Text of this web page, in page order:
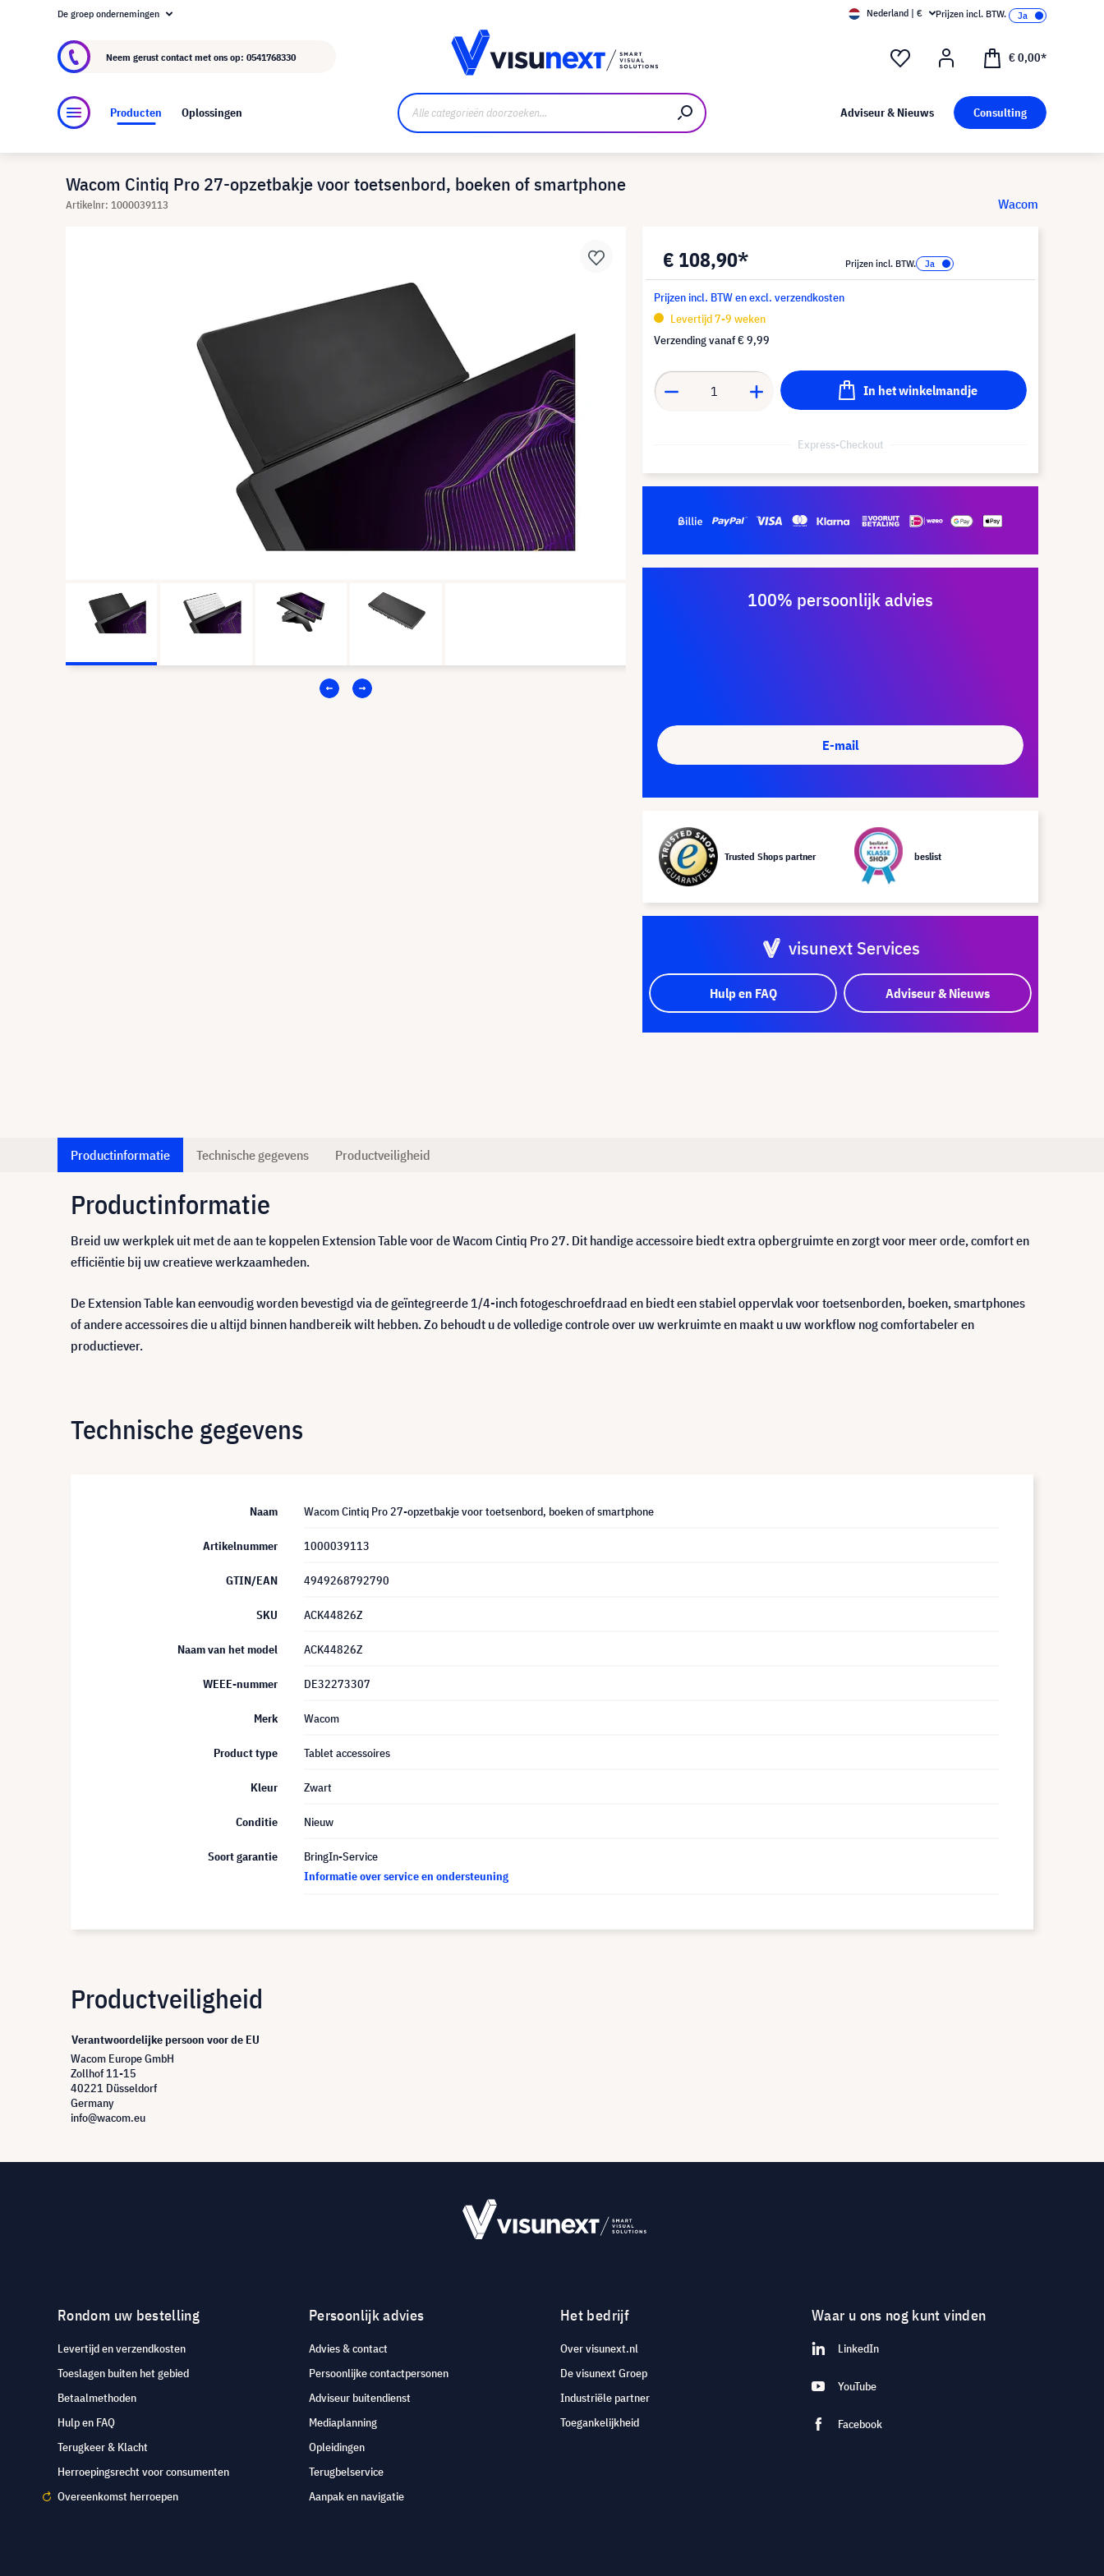
Over visunext.nl
De groep ondernemingen Nederland | € Prijzen incl. BTW.
Neem gerust contact met ons op: 0541768330 € 0,00*
Producten Oplossingen Adviseur & Nieuws Consulting
Wacom Cintiq Pro 27-opzetbakje voor toetsenbord, boeken of smartphone
Artikelnr: 1000039113 Wacom
€ 108,90* Prijzen incl. BTW.
Prijzen incl. BTW en excl. verzendkosten
Levertijd 7-9 weken
Verzending vanaf€ 9,99
In het winkelmandje
Express-Checkout
100% persoonlijk advies
E-mail
Trusted Shops partner beslist
visunext Services
Hulp en FAQ Adviseur & Nieuws
Productinformatie Technische gegevens Productveiligheid
Productinformatie
Breid uw werkplek uit met de aan te koppelen Extension Table voor de Wacom Cintiq Pro 27. Dit handige accessoire biedt extra opbergruimte en zorgt voor meer orde, comfort en
efficiëntie bij uw creatieve werkzaamheden.
De Extension Table kan eenvoudig worden bevestigd via de geïntegreerde 1/4-inch fotogeschroefdraad en biedt een stabiel oppervlak voor toetsenborden, boeken, smartphones
of andere accessoires die u altijd binnen handbereik wilt hebben. Zo behoudt u de volledige controle over uw werkruimte en maakt u uw workflow nog comfortabeler en
productiever.
Technische gegevens
Naam Wacom Cintiq Pro 27-opzetbakje voor toetsenbord, boeken of smartphone
Artikelnummer 1000039113
GTIN/EAN 4949268792790
SKU ACK44826Z
Naam van het model ACK44826Z
WEEE-nummer DE32273307
Merk Wacom
Product type Tablet accessoires
Kleur Zwart
Conditie Nieuw
Soort garantie
BringIn-Service
Informatie over service en ondersteuning
Productveiligheid
Verantwoordelijke persoon voor de EU
Wacom Europe GmbH
Zollhof 11-15
40221 Düsseldorf
Germany
info@wacom.eu
Rondom uw bestelling
Levertijd en verzendkosten
Toeslagen buiten het gebied
Betaalmethoden
Hulp en FAQ
Terugkeer & Klacht
Herroepingsrecht voor consumenten
Overeenkomst herroepen
Persoonlijk advies
Advies & contact
Persoonlijke contactpersonen
Adviseur buitendienst
Mediaplanning
Opleidingen
Terugbelservice
Aanpak en navigatie
Het bedrijf
Over visunext.nl
De visunext Groep
Industriële partner
Toegankelijkheid
Waar u ons nog kunt vinden
LinkedIn
YouTube
Facebook